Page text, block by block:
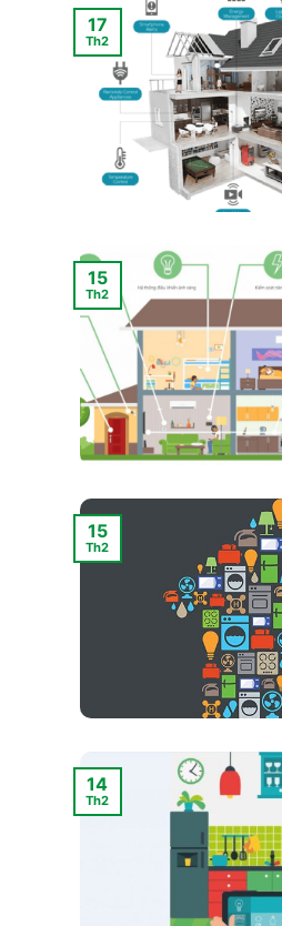
17
Th2
15
Th2
15
Th2
14
Th2